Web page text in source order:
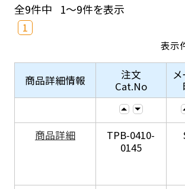
全9件中 1～9件を表示
1
表示
商品詳細情報
注文
Cat.No
商品詳細
TPB-0410-
0145